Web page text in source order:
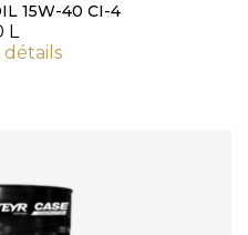
15W-40 CI-4
L
détails